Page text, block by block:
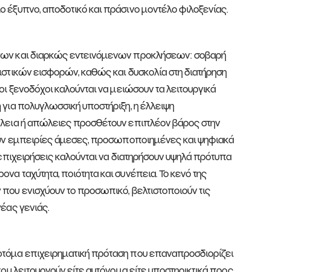
αποδοτικό και πράσινο μοντέλο φιλοξενίας.
και διαρκώς εντεινόμενων προκλήσεων: σοβαρή
εισφορών, καθώς και δυσκολία στη διατήρηση
καλούνται να μειώσουν τα λειτουργικά
πολυγλωσσική υποστήριξη, η έλλειψη
ή απώλειες προσθέτουν επιπλέον βάρος στην
εμπειρίες άμεσες, προσωποποιημένες και ψηφιακά
καλούνται να διατηρήσουν υψηλά πρότυπα
ταχύτητα, ποιότητα και συνέπεια. Το κενό της
ενισχύουν το προσωπικό, βελτιστοποιούν τις
γενιάς.
επιχειρηματική πρόταση που επαναπροσδιορίζει